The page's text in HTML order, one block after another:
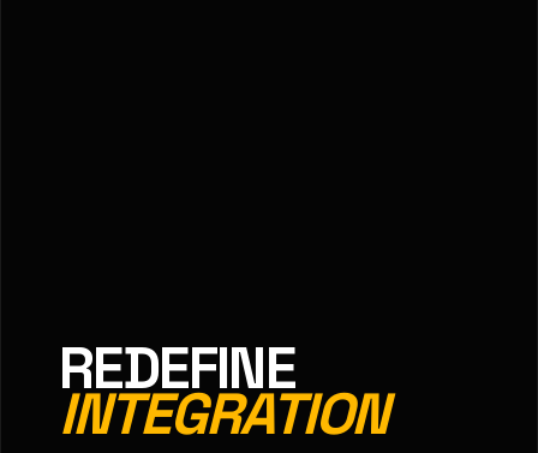
REDEFINE
INTEGRATION